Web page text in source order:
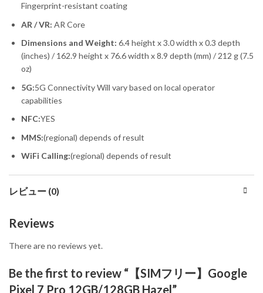
Fingerprint-resistant coating
AR / VR: AR Core
Dimensions and Weight: 6.4 height x 3.0 width x 0.3 depth
(inches) / 162.9 height x 76.6 width x 8.9 depth (mm) / 212 g (7.5
oz)
5G:5G Connectivity Will vary based on local operator
capabilities
NFC:YES
MMS:(regional) depends of result
WiFi Calling:(regional) depends of result
レビュー (0)
Reviews
There are no reviews yet.
Be the first to review “【SIMフリー】Google
Pixel 7 Pro 12GB/128GB Hazel”